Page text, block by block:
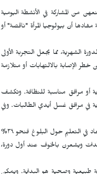
من المشاركة في الأنشطة اليومية
أن بيولوجيا المرأة "ناقصة" أو
الشهرية، مما يجعل التجربة الأولى
الإصابة بالالتهابات أو متلازمة
الشهرية أو مرافق مناسبة للنظافة. وتكشف
في مرافق غسل أيدي الطالبات. وفي
كما أن ملايين النساء في الدول النامية يعتمدن على مواد غير صحية لغياب القدرة الشرائية، ونقص حاد في التعليم حول البلوغ فنحو ٣٩%
ويشعرن بالخوف عند أول دورة،